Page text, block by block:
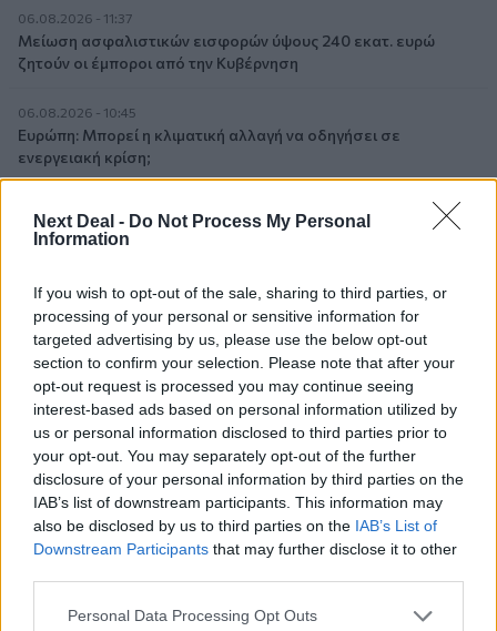
Next Deal - Do Not Process My Personal
Information
If you wish to opt-out of the sale, sharing to third parties, or
processing of your personal or sensitive information for
targeted advertising by us, please use the below opt-out
section to confirm your selection. Please note that after your
opt-out request is processed you may continue seeing
interest-based ads based on personal information utilized by
us or personal information disclosed to third parties prior to
your opt-out. You may separately opt-out of the further
disclosure of your personal information by third parties on the
IAB’s list of downstream participants. This information may
also be disclosed by us to third parties on the IAB’s List of
Downstream Participants that may further disclose it to other
Personal Data Processing Opt Outs
06.08.2026 - 11:37
Μείωση ασφαλιστικών εισφορών ύψους 240 εκατ. ευρώ
ζητούν οι έμποροι από την Κυβέρνηση
06.08.2026 - 10:45
Ευρώπη: Μπορεί η κλιματική αλλαγή να οδηγήσει σε
ενεργειακή κρίση;
Στέλιος Λιανός – INTERAMERICAN / Αθηναϊκή Γενική Κλινική
Η γαλλική «ψήφος» στο «καλώδιο» και τα συμφέροντα, οι
ελληνικές τράπεζες «πρωταθλήτριες» στα δάνεια, νέο deal
Βαρδινογιάννη- Εξάρχου και ο διπλασιασμός των κερδών της
ΔΕΗ
05.08.2026
Randy Schekman, Νομπελίστας Ιατρικής: «Σε πέντε χρόνια
μπορεί να έχουμε θεραπεία που αναστέλλει την εξέλιξη του
Πάρκινσον»
05.08.2026
Ε.Ε και παράνομη μετανάστευση: προτάσεις και δράσεις με
παρονομαστή το κοινό συμφέρον